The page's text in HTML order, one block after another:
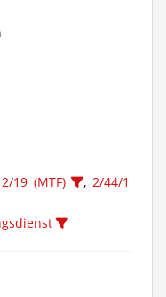
2/19 (MTF) , 2/44/1